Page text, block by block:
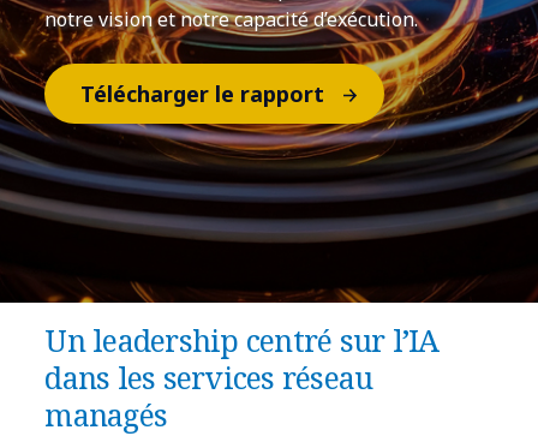
notre vision et notre capacité d’exécution.
Télécharger le rapport
Un leadership centré sur l’IA
dans les services réseau
managés